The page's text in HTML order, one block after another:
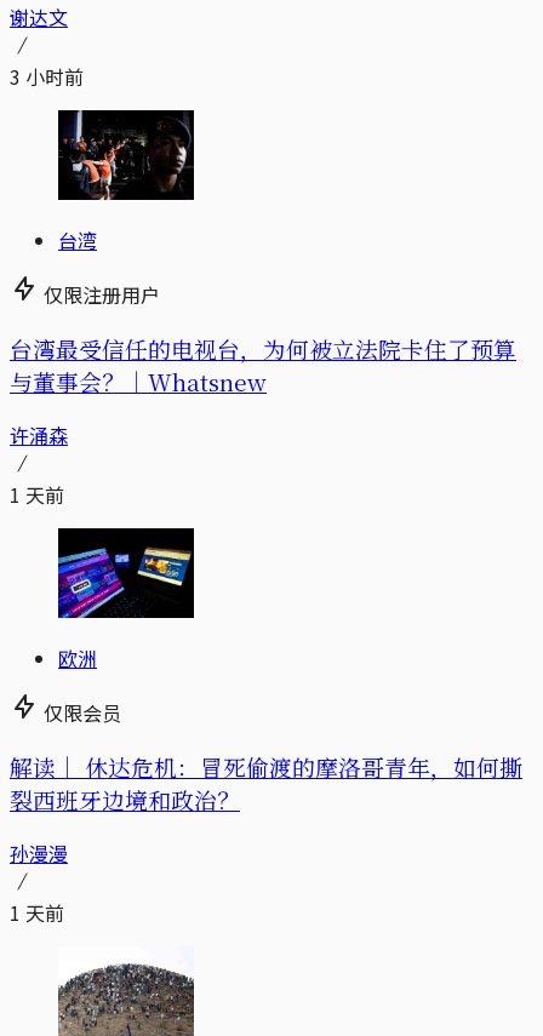
谢达文
3 小时前
台湾
仅限注册用户
台湾最受信任的电视台，为何被立法院卡住了预算
与董事会？｜Whatsnew
许涌森
1 天前
欧洲
仅限会员
解读｜ 休达危机：冒死偷渡的摩洛哥青年，如何撕
裂西班牙边境和政治？
孙漫漫
1 天前